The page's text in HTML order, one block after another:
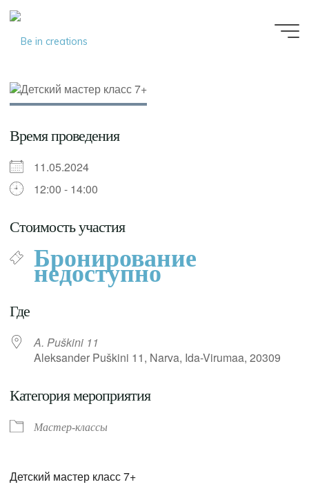
Время проведения
11.05.2024
12:00 - 14:00
Стоимость участия
Бронирование
недоступно
Где
A. Puškini 11
Aleksander Puškini 11, Narva, Ida-Virumaa, 20309
Категория мероприятия
Мастер-классы
Детский мастер класс 7+